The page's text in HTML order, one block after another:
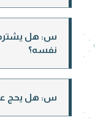
س: هل يشترط
نفسه؟
س: هل يحج